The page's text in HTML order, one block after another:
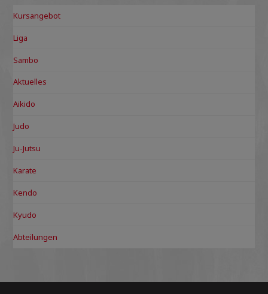
Kursangebot
Liga
Sambo
Aktuelles
Aikido
Judo
Ju-Jutsu
Karate
Kendo
Kyudo
Abteilungen